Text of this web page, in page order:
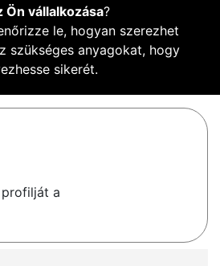
Ön vállalkozása?
le, hogyan szerezhet
szükséges anyagokat, hogy
sikerét.
a